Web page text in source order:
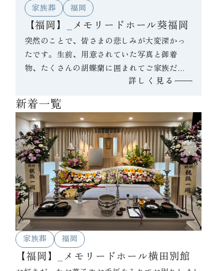
家族葬 福岡
【福岡】_メモリードホール葵福岡
突然のことで、皆さまの悲しみが大変深かっ
たです。生前、用意されていた写真と御着
物、たくさんの胡蝶蘭に囲まれてご家族だけ
でゆっくりお見送りされました。詳しく見る
新着一覧
家族葬 福岡
【福岡】_メモリードホール横田別館